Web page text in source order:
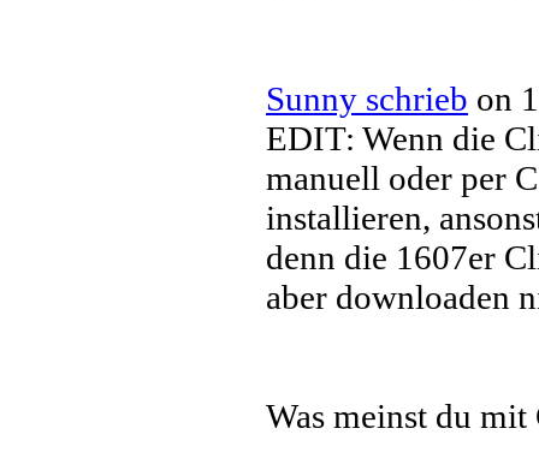
Sunny schrieb on
EDIT: Wenn die
manuell oder per
installieren,
denn die 1607er
aber downloaden
Was meinst du mit